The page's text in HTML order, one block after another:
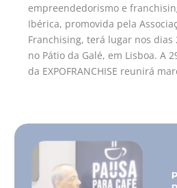
empreendedorismo e
Ibérica, promovida pela
Franchising, terá lugar nos dias
no Pátio da Galé, em Lisboa. A
da EXPOFRANCHISE reunirá